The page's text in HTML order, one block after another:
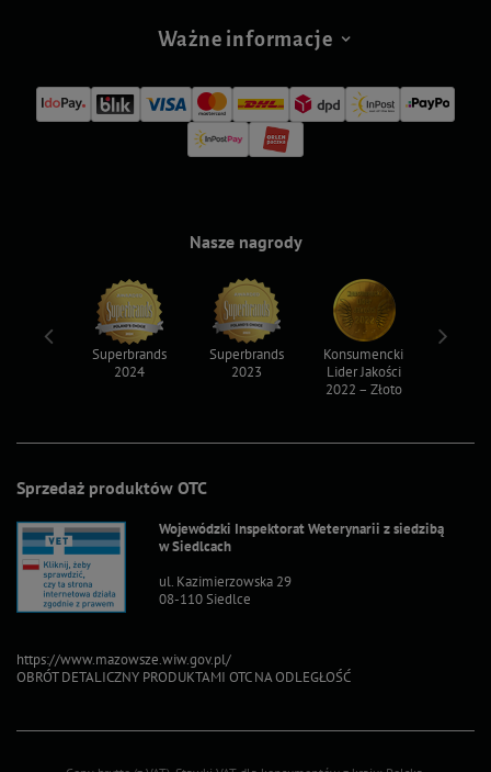
Ważne informacje
Sprzedaż produktów OTC
Wojewódzki Inspektorat Weterynarii z siedzibą
w Siedlcach
ul. Kazimierzowska 29
08-110 Siedlce
https://www.mazowsze.wiw.gov.pl/
OBRÓT DETALICZNY PRODUKTAMI OTC NA ODLEGŁOŚĆ
Nasze nagrody
Superbrands
2024
Superbrands
2023
Konsumencki
Lider Jakości
2022 – Złoto